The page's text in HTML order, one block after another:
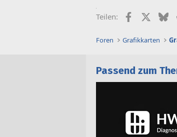
Teilen: Facebook
X
Foren Grafikkarten
Passend zum